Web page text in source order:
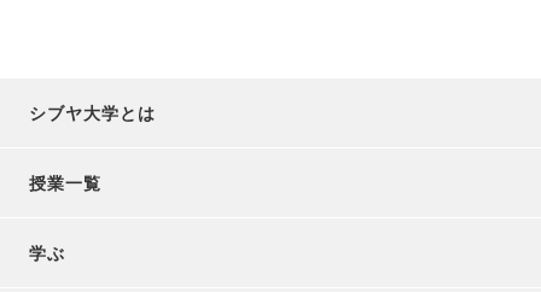
シブヤ大学とは
授業一覧
学ぶ